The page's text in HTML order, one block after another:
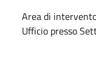
Area di
Ufficio presso